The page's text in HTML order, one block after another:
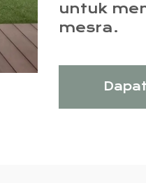
untuk
mesra.